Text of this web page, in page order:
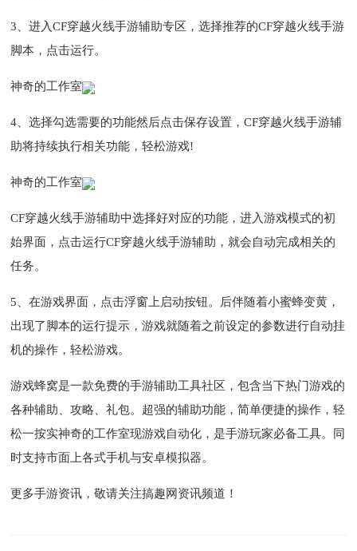
3、进入CF穿越火线手游辅助专区，选择推荐的CF穿越火线手游
脚本，点击运行。
神奇的工作室
4、选择勾选需要的功能然后点击保存设置，CF穿越火线手游辅
助将持续执行相关功能，轻松游戏!
神奇的工作室
CF穿越火线手游辅助中选择好对应的功能，进入游戏模式的初
始界面，点击运行CF穿越火线手游辅助，就会自动完成相关的
任务。
5、在游戏界面，点击浮窗上启动按钮。后伴随着小蜜蜂变黄，
出现了脚本的运行提示，游戏就随着之前设定的参数进行自动挂
机的操作，轻松游戏。
游戏蜂窝是一款免费的手游辅助工具社区，包含当下热门游戏的
各种辅助、攻略、礼包。超强的辅助功能，简单便捷的操作，轻
松一按实神奇的工作室现游戏自动化，是手游玩家必备工具。同
时支持市面上各式手机与安卓模拟器。
更多手游资讯，敬请关注搞趣网资讯频道！